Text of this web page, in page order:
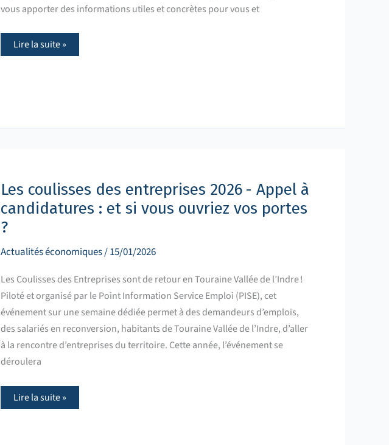
vous apporter des informations utiles et concrètes pour vous et
Lire la suite »
Les coulisses des entreprises 2026 - Appel à
candidatures : et si vous ouvriez vos portes
?
Actualités économiques/15/01/2026
Les Coulisses des Entreprises sont de retour en Touraine Vallée de l’Indre !
Piloté et organisé par le Point Information Service Emploi (PISE), cet
événement sur une semaine dédiée permet à des demandeurs d’emplois,
des salariés en reconversion, habitants de Touraine Vallée de l’Indre, d’aller
à la rencontre d’entreprises du territoire. Cette année, l’événement se
déroulera
entreprises
2026 -
Appel
à
si
vos
portes
?
Lire la suite »